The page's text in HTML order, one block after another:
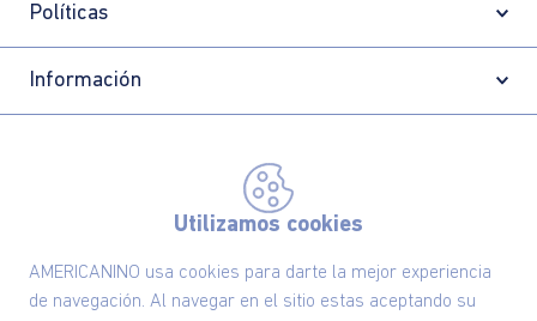
Utilizamos cookies
AMERICANINO usa cookies para darte la mejor experiencia
de navegación. Al navegar en el sitio estas aceptando su
Políticas
Información